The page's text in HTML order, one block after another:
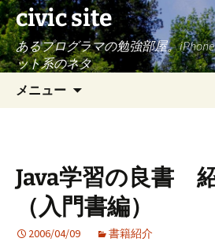
civic site
あるプログラマの勉強部屋。
ット系のネタ
メニュー
へ
ス
キ
Java学習の良書
（入門書編）
2006/04/09 書籍紹介